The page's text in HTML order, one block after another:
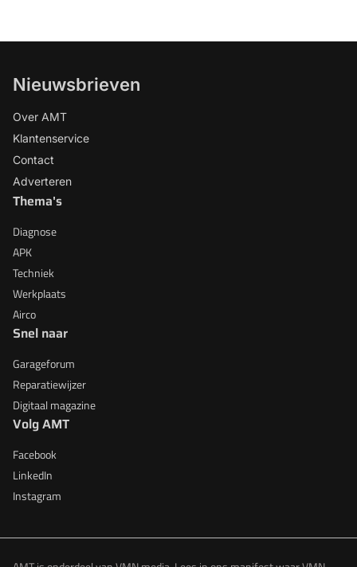
Nieuwsbrieven
Over AMT
Klantenservice
Contact
Adverteren
Thema's
Diagnose
APK
Techniek
Werkplaats
Airco
Snel naar
Garageforum
Reparatiewijzer
Digitaal magazine
Volg AMT
Facebook
LinkedIn
Instagram